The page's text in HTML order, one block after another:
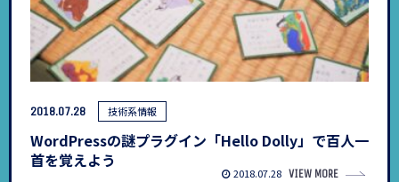
2018.07.28 技術系情報
WordPressの謎プラグイン「Hello Dolly」で百人一
首を覚えよう
2018.07.28 VIEW MORE